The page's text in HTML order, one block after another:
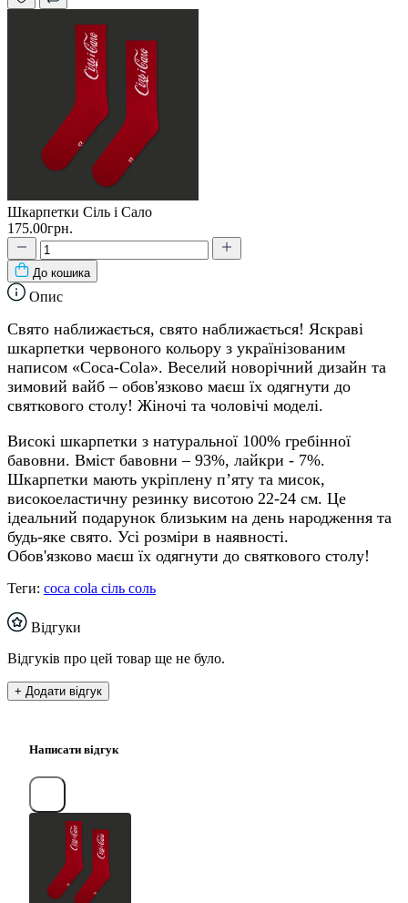
Шкарпетки Сіль і Сало
175.00грн.
До кошика
Опис
Свято наближається, свято наближається! Яскраві
шкарпетки червоного кольору з українізованим
написом «Coca-Cola». Веселий новорічний дизайн та
зимовий вайб – обов'язково маєш їх одягнути до
святкового столу! Жіночі та чоловічі моделі.
Високі шкарпетки з натуральної 100% гребінної
бавовни. Вміст бавовни – 93%, лайкри - 7%.
Шкарпетки мають укріплену п’яту та мисок,
високоеластичну резинку висотою 22-24 см. Це
ідеальний подарунок близьким на день народження та
будь-яке свято. Усі розміри в наявності.
Обов'язково маєш їх одягнути до святкового столу!
Теги: coca cola сіль соль
Відгуки
Відгуків про цей товар ще не було.
+ Додати відгук
Написати відгук